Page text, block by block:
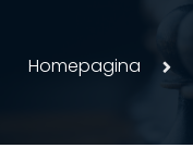
Homepagina